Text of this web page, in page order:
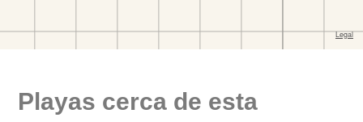
Playas cerca de esta